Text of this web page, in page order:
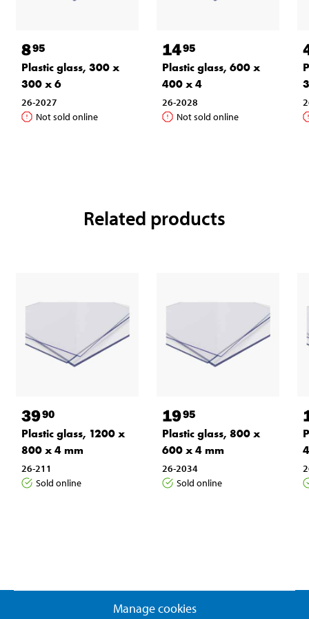
895
Plastic glass, 300 x
300 x 6
26-2027
Not sold online
1495
Plastic glass, 600 x
400 x 4
26-2028
Not sold online
Related products
3990
Plastic glass, 1200 x
800 x 4 mm
26-211
Sold online
1995
Plastic glass, 800 x
600 x 4 mm
26-2034
Sold online
Manage cookies